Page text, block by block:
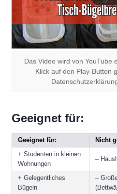
Das Video wird von YouTube
Klick auf den Play-Button
Geeignet für:
Geeignet für:
Nicht
+ Studenten in kleinen
Wohnungen
–
+ Gelegentliches
Bügeln
–